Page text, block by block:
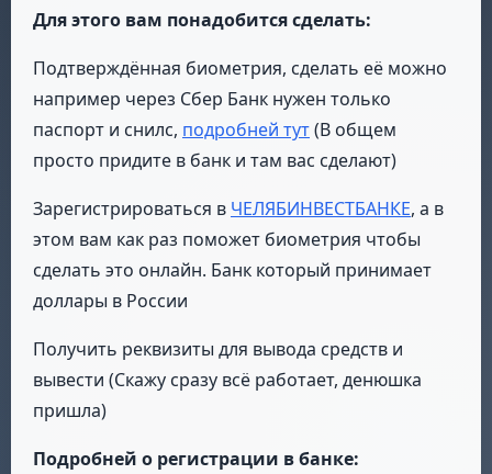
Для этого вам понадобится сделать:
Подтверждённая биометрия, сделать её можно
например через Сбер Банк нужен только
паспорт и снилс, подробней тут(В общем
просто придите в банк и там вас сделают)
Зарегистрироваться в ЧЕЛЯБИНВЕСТБАНКЕ, а в
этом вам как раз поможет биометрия чтобы
сделать это онлайн. Банк который принимает
доллары в России
Получить реквизиты для вывода средств и
вывести (Скажу сразу всё работает, денюшка
пришла)
Подробней о регистрации в банке: